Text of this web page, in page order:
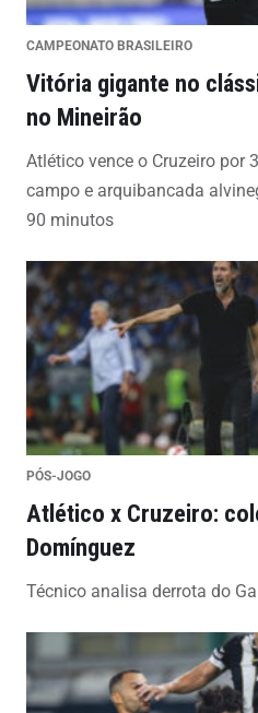
CAMPEONATO BRASILEIRO
Vitória gigante no
no Mineirão
Atlético vence o Cruzeiro por
campo e arquibancada
90 minutos
PÓS-JOGO
Atlético x Cruzeiro:
Domínguez
Técnico analisa derrota do